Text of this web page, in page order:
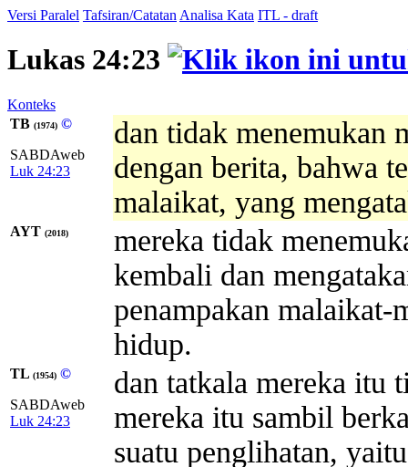
Versi Paralel Tafsiran/Catatan Analisa Kata ITL - draft
Lukas 24:23
Konteks
TB (1974) ©
SABDAweb
Luk 24:23
dan tidak menemukan
dengan berita, bahwa
malaikat, yang
AYT (2018)
mereka tidak
kembali dan
penampakan malaikat-
hidup.
TL (1954) ©
SABDAweb
Luk 24:23
dan tatkala mereka itu
mereka itu sambil
suatu penglihatan,